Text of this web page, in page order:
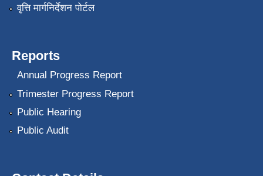
वृत्ति मार्गनिर्देशन पोर्टल
Reports
Annual Progress Report
Trimester Progress Report
Public Hearing
Public Audit